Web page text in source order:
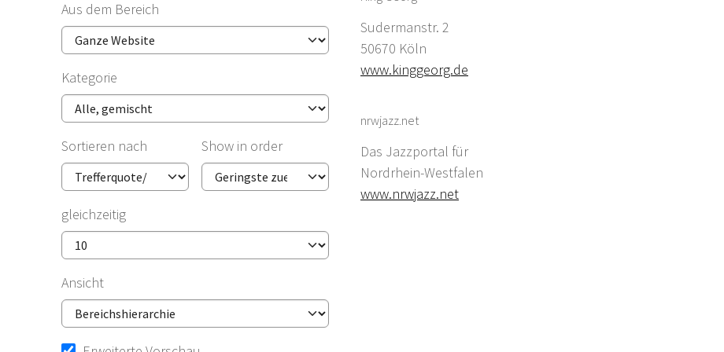
Aus dem Bereich
Kategorie
Sortieren nach Show in order
gleichzeitig
Ansicht
Sudermanstr. 2
50670 Köln
www.kinggeorg.de
nrwjazz.net
Das Jazzportal für
Nordrhein-Westfalen
www.nrwjazz.net